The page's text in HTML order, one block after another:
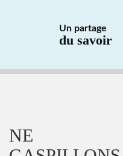
Un partage
du savoir
NE